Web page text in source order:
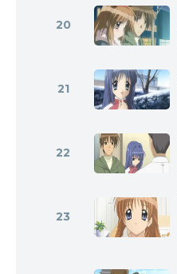
20
21
22
23